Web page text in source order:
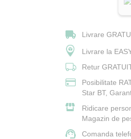
Livrare
Livrare la
Retur
Posibilitate
Star BT,
Ridicare
Magazin de
Comanda